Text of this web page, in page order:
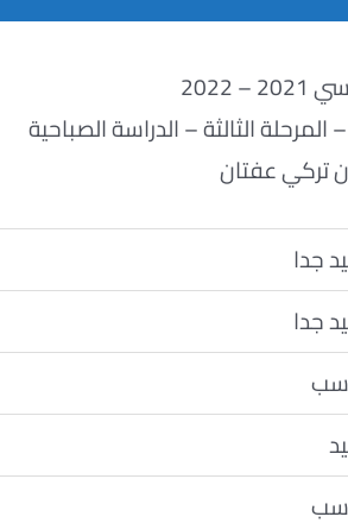
2022
الثالثة – الدراسة الصباحية
تركي عفتان
جدا
جدا